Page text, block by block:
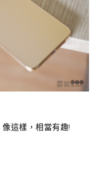
這樣，相當有趣!